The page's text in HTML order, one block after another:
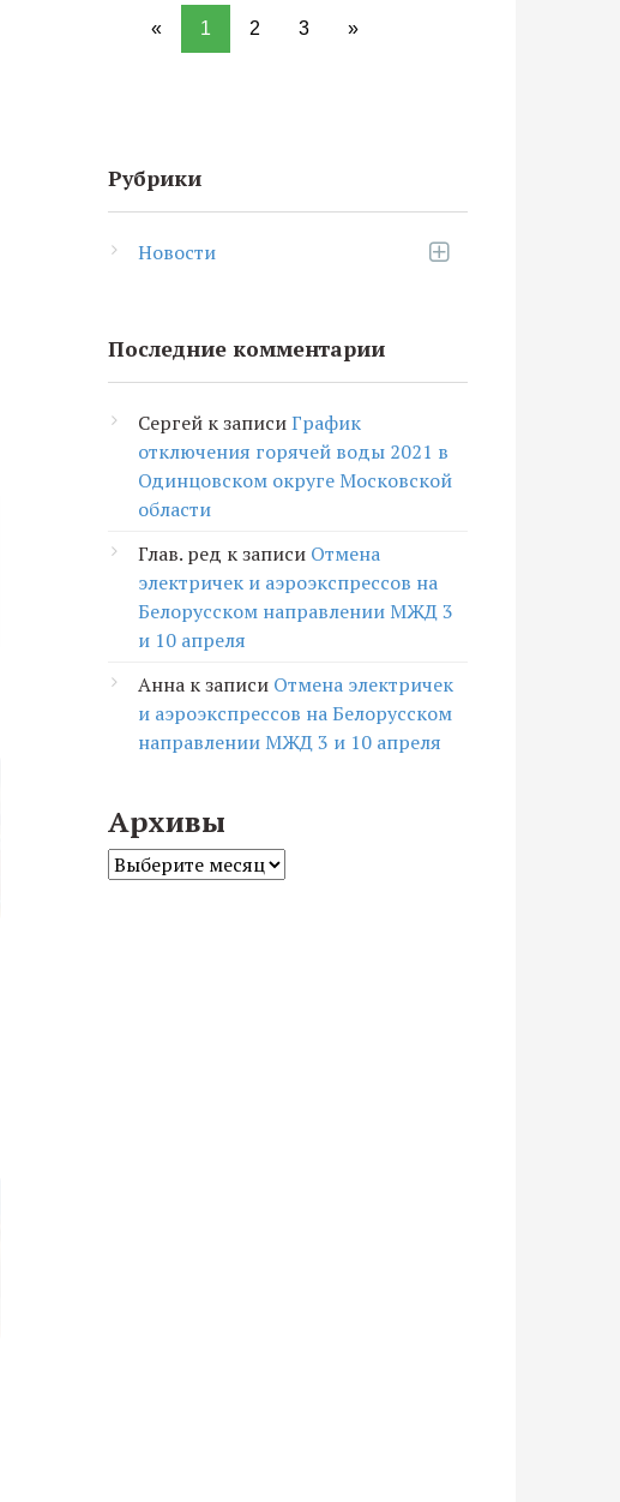
« 1 2 3 »
Рубрики
Новости
Последние комментарии
Сергей к записиГрафик
отключения горячей воды 2021 в
Одинцовском округе Московской
области
Глав. ред к записи Отмена
электричек и аэроэкспрессов на
Белорусском направлении МЖД 3
и 10 апреля
Анна к записи Отмена электричек
и аэроэкспрессов на Белорусском
направлении МЖД 3 и 10 апреля
Архивы
Архивы